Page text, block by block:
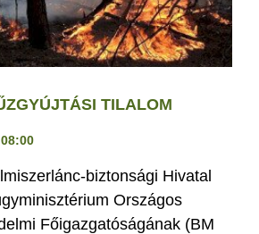
TILALOM
biztonsági Hivatal
Országos
Főigazgatóságának (BM